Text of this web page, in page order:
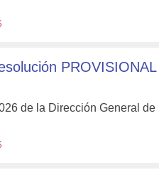
de la Dirección General